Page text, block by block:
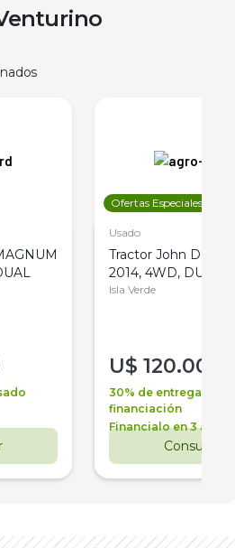
Ofertas Especiales
Usado
Tractor John Deere
2014, 4WD, DUAL
Isla Verde
U$ 120.000
30% de entrega +
financiación
Financialo en 3 años
Consultar